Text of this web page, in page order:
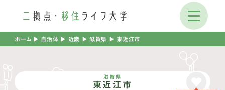
ホーム ▶︎ 自治体 ▶︎ 近畿 ▶︎滋賀県 ▶︎東近江市
滋賀県
東近江市